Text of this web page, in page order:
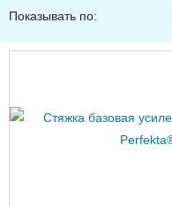
Показывать по: